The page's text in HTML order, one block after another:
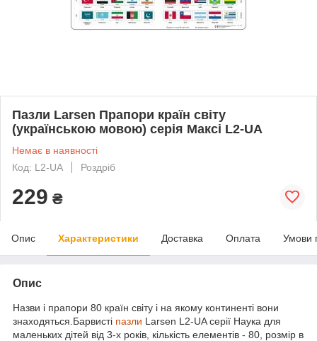
Пазли Larsen Прапори країн світу
(українською мовою) серія Максі L2-UA
Немає в наявності
Код: L2-UA
Роздріб
229 ₴
Опис Характеристики Доставка Оплата Умови
Опис
Назви і прапори 80 країн світу і на якому континенті вони
знаходяться.Барвисті пазли Larsen L2-UA серії Наука для
маленьких дітей від 3-х років, кількість елементів - 80, розмір в